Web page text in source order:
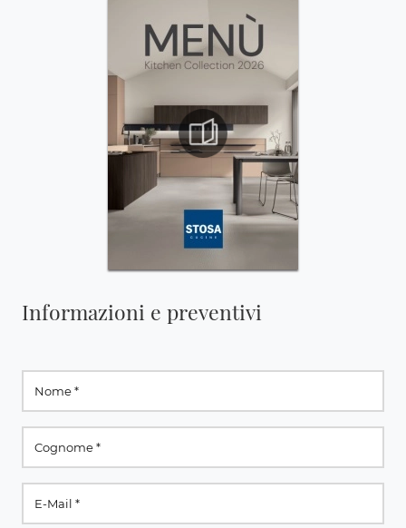
Informazioni e preventivi